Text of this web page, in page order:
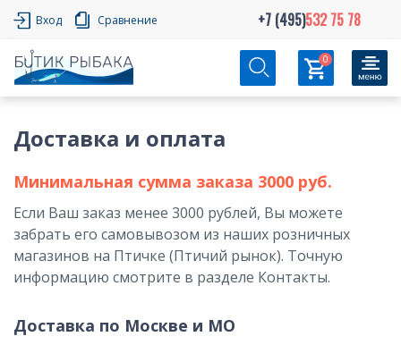
Вход Сравнение +7 (495)532 75 78
0
Доставка и оплата
Минимальная сумма заказа 3000 руб.
Если Ваш заказ менее 3000 рублей, Вы можете
забрать его самовывозом из наших розничных
магазинов на Птичке (Птичий рынок). Точную
информацию смотрите в разделе Контакты.
Доставка по Москве и МО